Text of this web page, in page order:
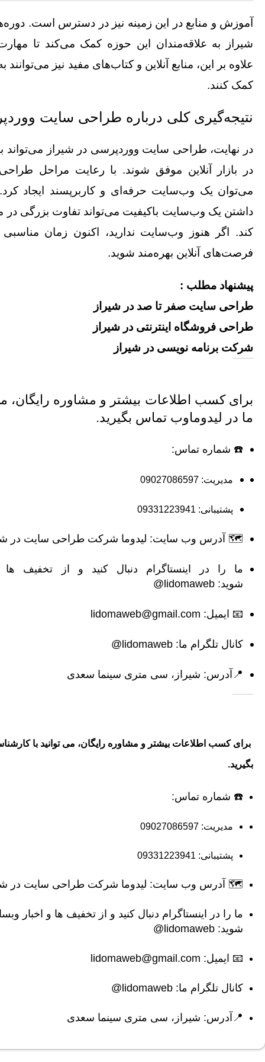
آموزش و منابع در این زمینه نیز در دسترس است.
شیراز به علاقه‌مندان این حوزه کمک می‌کند تا
علاوه بر این، منابع آنلاین و کتاب‌های مفید نیز می‌توانند
کمک کنند.
نتیجه‌گیری کلی درباره طراحی سایت
در نهایت، طراحی سایت ووردپرسی در شیراز می‌تواند
در بازار آنلاین موفق شوند. با رعایت مراحل
می‌توان یک وب‌سایت حرفه‌ای و کاربرپسند ایجاد کرد.
داشتن یک وب‌سایت باکیفیت می‌تواند تفاوت بزرگی در
کند. اگر هنوز وب‌سایت ندارید، اکنون زمان
فرصت‌های آنلاین بهره‌مند شوید.
پیشنهاد مطلب :
طراحی سایت صفر تا صد در شیراز
طراحی فروشگاه اینترنتی در شیراز
شرکت برنامه نویسی در شیراز
برای کسب اطلاعات بیشتر و مشاوره رایگان،
ما در لیدوماوب تماس بگیرید.
☎️ شماره تماس:
مدیریت: 09027086597
پشتیبانی: 09331223941
🗺 آدرس وب سایت: لیدوما شرکت طراحی سایت در
ما را در اینستاگرام دنبال کنید و از تخفیف
شوید: lidomaweb@
📧 ایمیل: lidomaweb@gmail.com
کانال تلگرام ما: lidomaweb@
📍آدرس: شیراز، سی متری سینما سعدی
برای کسب اطلاعات بیشتر و مشاوره رایگان، می توانید با
بگیرید.
☎️ شماره تماس:
مدیریت: 09027086597
پشتیبانی: 09331223941
🗺 آدرس وب سایت: لیدوما شرکت طراحی سایت در
ما را در اینستاگرام دنبال کنید و از تخفیف ها و اخبار
شوید: lidomaweb@
📧 ایمیل: lidomaweb@gmail.com
کانال تلگرام ما: lidomaweb@
📍آدرس: شیراز، سی متری سینما سعدی